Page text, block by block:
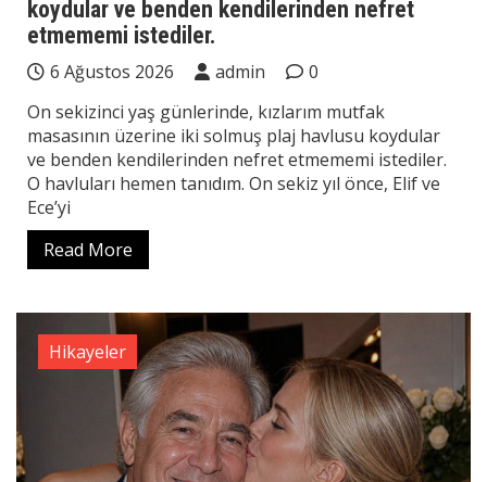
koydular ve benden kendilerinden nefret
etmememi istediler.
6 Ağustos 2026 admin
0
On sekizinci yaş günlerinde, kızlarım mutfak
masasının üzerine iki solmuş plaj havlusu koydular
ve benden kendilerinden nefret etmememi istediler.
O havluları hemen tanıdım. On sekiz yıl önce, Elif ve
Ece’yi
Read More
Hikayeler